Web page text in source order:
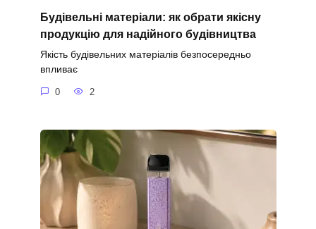
Будівельні матеріали: як обрати якісну
продукцію для надійного будівництва
Якість будівельних матеріалів безпосередньо
впливає
0 2